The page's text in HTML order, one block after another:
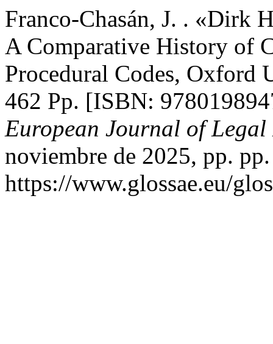
Franco-Chasán, J. . «Dirk
A Comparative History of
Procedural Codes, Oxford
462 Pp. [ISBN:
European Journal of
noviembre de 2025, pp.
https://www.glossae.eu/